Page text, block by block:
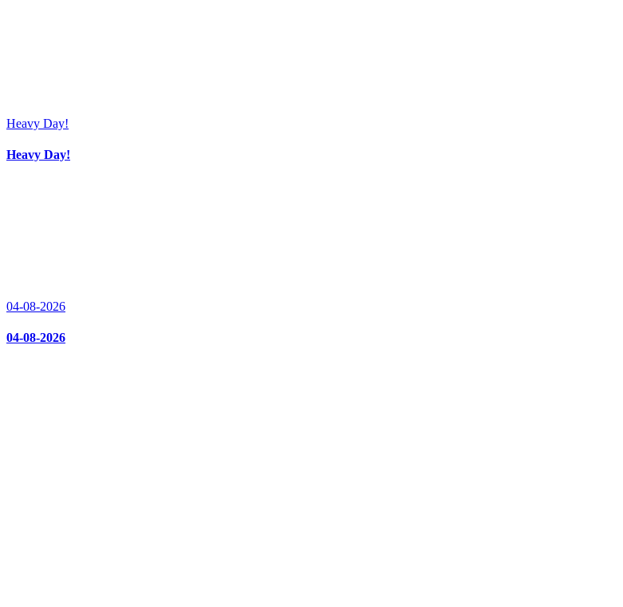
Heavy Day!
Heavy Day!
04-08-2026
04-08-2026